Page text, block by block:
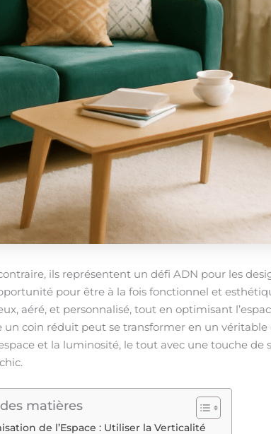
ils représentent un défi ADN pour les
pour être à la fois fonctionnel et
aéré, et personnalisé, tout en optimisant
coin réduit peut se transformer en un véritable
et la luminosité, le tout avec une touche
matières
de l’Espace : Utiliser la Verticalité